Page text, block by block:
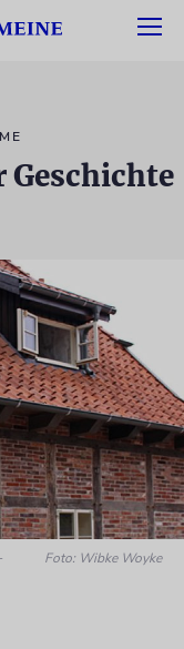
Foto: Wibke Woyke